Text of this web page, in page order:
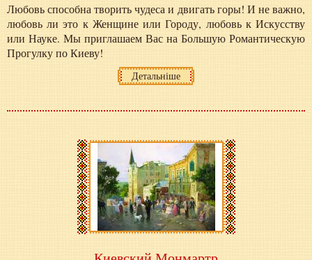
Любовь способна творить чудеса и двигать горы! И не важно,
любовь ли это к Женщине или Городу, любовь к Искусству
или Науке. Мы приглашаем Вас на Большую Романтическую
Прогулку по Киеву!
Детальніше